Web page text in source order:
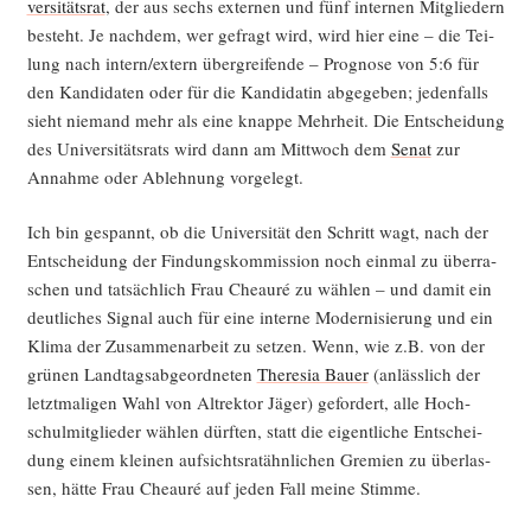
ver­si­täts­rat, der aus sechs exter­nen und fünf inter­nen Mit­glie­dern
besteht. Je nach­dem, wer gefragt wird, wird hier eine – die Tei­
lung nach intern/extern über­grei­fen­de – Pro­gno­se von 5:6 für
den Kan­di­da­ten oder für die Kan­di­da­tin abge­ge­ben; jeden­falls
sieht nie­mand mehr als eine knap­pe Mehr­heit. Die Ent­schei­dung
des Uni­ver­si­täts­rats wird dann am Mitt­woch dem Senatzur
Annah­me oder Ableh­nung vorgelegt.
Ich bin gespannt, ob die Uni­ver­si­tät den Schritt wagt, nach der
Ent­schei­dung der Fin­dungs­kom­mis­si­on noch ein­mal zu über­ra­
schen und tat­säch­lich Frau Che­au­ré zu wäh­len – und damit ein
deut­li­ches Signal auch für eine inter­ne Moder­ni­sie­rung und ein
Kli­ma der Zusam­men­ar­beit zu set­zen. Wenn, wie z.B. von der
grü­nen Land­tags­ab­ge­ord­ne­ten The­re­sia Bau­er(anläss­lich der
letzt­ma­li­gen Wahl von Alt­rek­tor Jäger) gefor­dert, alle Hoch­
schul­mit­glie­der wäh­len dürf­ten, statt die eigent­li­che Ent­schei­
dung einem klei­nen auf­sichts­rat­ähn­li­chen Gre­mi­en zu über­las­
sen, hät­te Frau Che­au­ré auf jeden Fall mei­ne Stimme.